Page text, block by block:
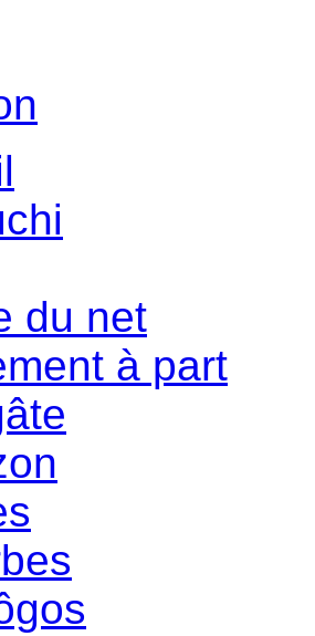
du net
à part